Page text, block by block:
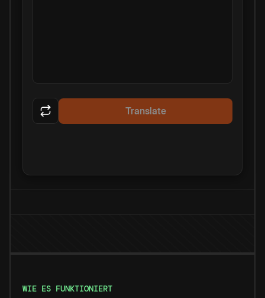
Translate
WIE ES FUNKTIONIERT